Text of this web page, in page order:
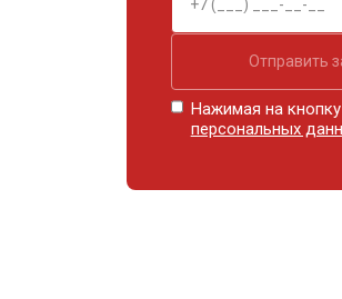
Отправить
Нажимая на
персональных